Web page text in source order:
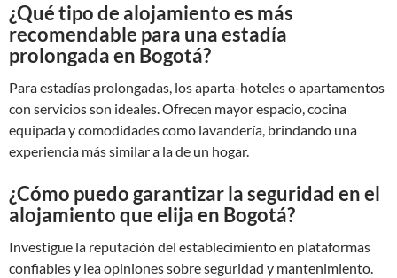
¿Qué tipo de alojamiento es más
recomendable para una estadía
prolongada en Bogotá?
Para estadías prolongadas, los aparta-hoteles o apartamentos
con servicios son ideales. Ofrecen mayor espacio, cocina
equipada y comodidades como lavandería, brindando una
experiencia más similar a la de un hogar.
¿Cómo puedo garantizar la seguridad en el
alojamiento que elija en Bogotá?
Investigue la reputación del establecimiento en plataformas
confiables y lea opiniones sobre seguridad y mantenimiento.